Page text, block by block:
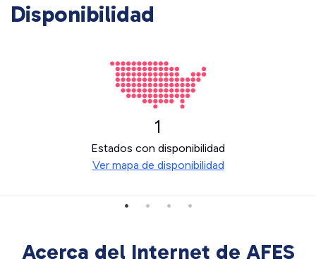
Disponibilidad
1
Estados con disponibilidad
Ver mapa de disponibilidad
Acerca del Internet de AFES